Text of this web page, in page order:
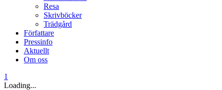
Resa
Skrivböcker
Trädgård
Författare
Pressinfo
Aktuellt
Om oss
1
Loading...